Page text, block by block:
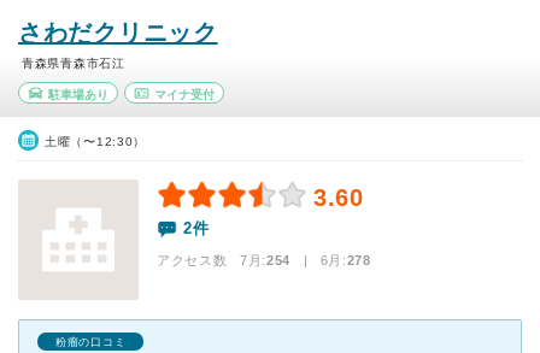
さわだクリニック
青森県青森市石江
駐車場あり マイナ受付
土曜（〜12:30）
3.60
2件
アクセス数 7月:254 | 6月:278
粉瘤の口コミ